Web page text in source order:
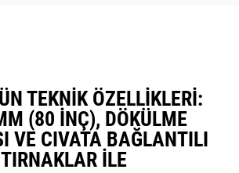
TEKNIK ÖZELLIKLERI:
(80 INÇ), DÖKÜLME
VE CIVATA BAĞLANTILI
TIRNAKLAR ILE